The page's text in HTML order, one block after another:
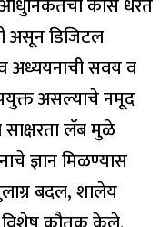
असून डिजिटल
अध्ययनाची सवय व
असल्याचे नमूद
लॅब मुळे
ज्ञान मिळण्यास
बदल, शालेय